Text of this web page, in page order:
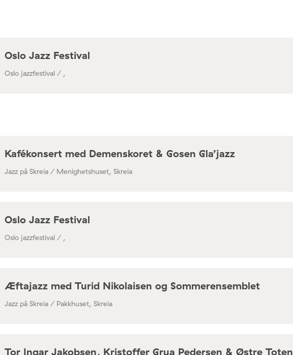
Oslo Jazz Festival
Oslo jazzfestival / ,
Kafékonsert med Demenskoret & Gosen Gla’jazz
Jazz på Skreia / Menighetshuset, Skreia
Oslo Jazz Festival
Oslo jazzfestival / ,
Æftajazz med Turid Nikolaisen og Sommerensemblet
Jazz på Skreia / Pakkhuset, Skreia
Tor Ingar Jakobsen, Kristoffer Grua Pedersen & Østre Toten